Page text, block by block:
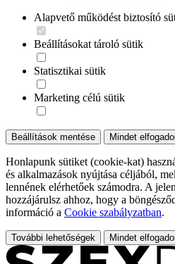
Alapvető működést biztosító
Beállításokat tároló sütik
Statisztikai sütik
Marketing célú sütik
Beállítások mentése Mindet
Honlapunk sütiket (cookie-kat)
és alkalmazások nyújtása céljából,
lennének elérhetőek számodra. A
hozzájárulsz ahhoz, hogy a
információ a Cookie szabályzatban.
További lehetőségek Mindet